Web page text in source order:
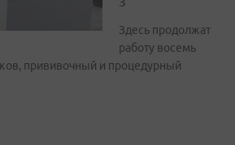
Здесь продолжат
работу восемь
прививочный и процедурный